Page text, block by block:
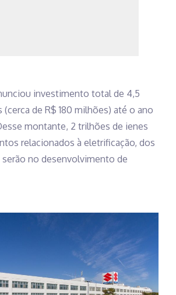
investimento total de 4,5
de R$ 180 milhões) até o ano
montante, 2 trilhões de ienes
relacionados à eletrificação, dos
no desenvolvimento de